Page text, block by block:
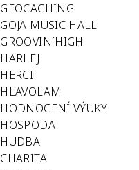
GEOCACHING
GOJA MUSIC HALL
GROOVIN´HIGH
HARLEJ
HERCI
HLAVOLAM
HODNOCENÍ VÝUKY
HOSPODA
HUDBA
CHARITA